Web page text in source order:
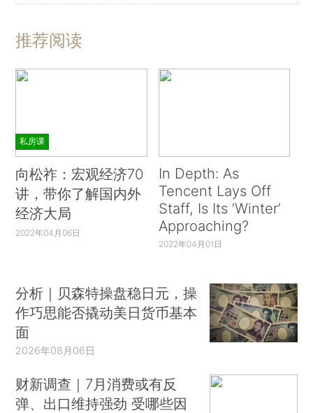
推荐阅读
私房课
向松祚：宏观经济70
讲，带你了解国内外
经济大局
2022年04月06日
In Depth: As
Tencent Lays Off
Staff, Is Its ‘Winter’
Approaching?
2022年04月01日
分析｜贝森特操盘稳日元，操
作巧思能否撬动美日货币基本
面
2026年08月06日
财新调查｜7月消费或有反
弹、出口维持强劲 受哪些因